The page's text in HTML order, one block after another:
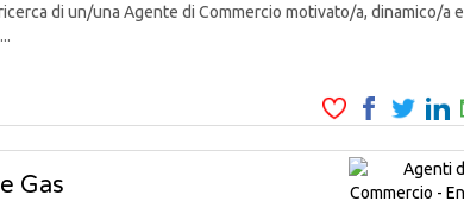
di un/una Agente di Commercio motivato/a, dinamico/a e
Gas